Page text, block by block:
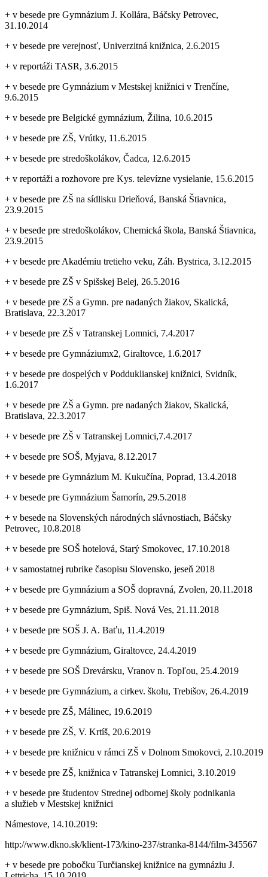
+ v besede pre Gymnázium J. Kollára, Báčsky Petrovec,
31.10.2014
+ v besede pre verejnosť, Univerzitná knižnica, 2.6.2015
+ v reportáži TASR, 3.6.2015
+ v besede pre Gymnázium v Mestskej knižnici v Trenčíne,
9.6.2015
+ v besede pre Belgické gymnázium, Žilina, 10.6.2015
+ v besede pre ZŠ, Vrútky, 11.6.2015
+ v besede pre stredoškolákov, Čadca, 12.6.2015
+ v reportáži a rozhovore pre Kys. televízne vysielanie, 15.6.2015
+ v besede pre ZŠ na sídlisku Drieňová, Banská Štiavnica,
23.9.2015
+ v besede pre stredoškolákov, Chemická škola, Banská Štiavnica,
23.9.2015
+ v besede pre Akadémiu tretieho veku, Záh. Bystrica, 3.12.2015
+ v besede pre ZŠ v Spišskej Belej, 26.5.2016
+ v besede pre ZŠ a Gymn. pre nadaných žiakov, Skalická,
Bratislava, 22.3.2017
+ v besede pre ZŠ v Tatranskej Lomnici, 7.4.2017
+ v besede pre Gymnáziumx2, Giraltovce, 1.6.2017
+ v besede pre dospelých v Podduklianskej knižnici, Svidník,
1.6.2017
+ v besede pre ZŠ a Gymn. pre nadaných žiakov, Skalická,
Bratislava, 22.3.2017
+ v besede pre ZŠ v Tatranskej Lomnici,7.4.2017
+ v besede pre SOŠ, Myjava, 8.12.2017
+ v besede pre Gymnázium M. Kukučína, Poprad, 13.4.2018
+ v besede pre Gymnázium Šamorín, 29.5.2018
+ v besede na Slovenských národných slávnostiach, Báčsky
Petrovec, 10.8.2018
+ v besede pre SOŠ hotelová, Starý Smokovec, 17.10.2018
+ v samostatnej rubrike časopisu Slovensko, jeseň 2018
+ v besede pre Gymnázium a SOŠ dopravná, Zvolen, 20.11.2018
+ v besede pre Gymnázium, Spiš. Nová Ves, 21.11.2018
+ v besede pre SOŠ J. A. Baťu, 11.4.2019
+ v besede pre Gymnázium, Giraltovce, 24.4.2019
+ v besede pre SOŠ Drevársku, Vranov n. Topľou, 25.4.2019
+ v besede pre Gymnázium, a cirkev. školu, Trebišov, 26.4.2019
+ v besede pre ZŠ, Málinec, 19.6.2019
+ v besede pre ZŠ, V. Krtíš, 20.6.2019
+ v besede pre knižnicu v rámci ZŠ v Dolnom Smokovci, 2.10.2019
+ v besede pre ZŠ, knižnica v Tatranskej Lomnici, 3.10.2019
+ v besede pre študentov Strednej odbornej školy podnikania
a služieb v Mestskej knižnici
Námestove, 14.10.2019:
http://www.dkno.sk/klient-173/kino-237/stranka-8144/film-345567
+ v besede pre pobočku Turčianskej knižnice na gymnáziu J.